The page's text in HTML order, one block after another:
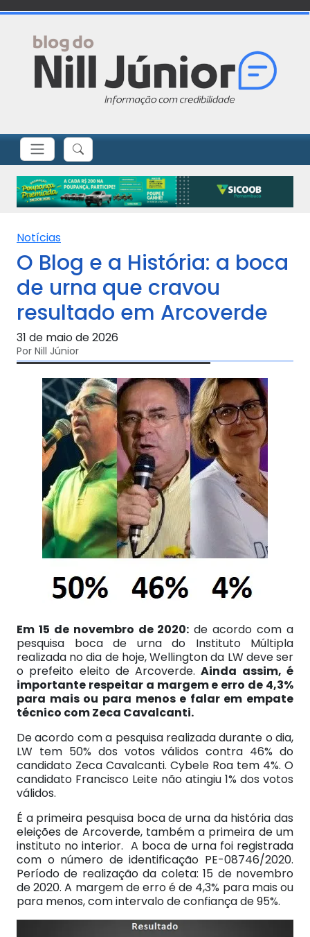
Notícias
O Blog e a História: a boca
de urna que cravou
resultado em Arcoverde
31 de maio de 2026
Por Nill Júnior
Em 15 de novembro de 2020: de acordo com a
pesquisa boca de urna do Instituto Múltipla
realizada no dia de hoje, Wellington da LW deve ser
o prefeito eleito de Arcoverde.Ainda assim, é
importante respeitar a margem e erro de 4,3%
para mais ou para menos e falar em empate
técnico com Zeca Cavalcanti.
De acordo com a pesquisa realizada durante o dia,
LW tem 50% dos votos válidos contra 46% do
candidato Zeca Cavalcanti. Cybele Roa tem 4%. O
candidato Francisco Leite não atingiu 1% dos votos
válidos.
É a primeira pesquisa boca de urna da história das
eleições de Arcoverde, também a primeira de um
instituto no interior. A boca de urna foi registrada
com o número de identificação PE-08746/2020.
Período de realização da coleta: 15 de novembro
de 2020. A margem de erro é de 4,3% para mais ou
para menos, com intervalo de confiança de 95%.